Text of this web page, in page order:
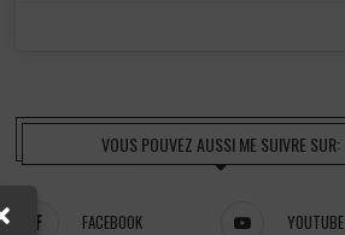
VOUS POUVEZ AUSSI ME SUIVRE SUR:
FACEBOOK YOUTUBE